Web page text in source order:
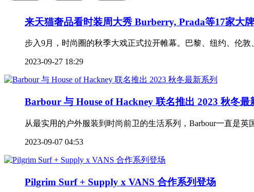
来天猫奢品看时装周大秀 Burberry, Prada等17家大
步入9月，时尚圈的秋季大戏正式拉开帷幕。巴黎、纽约、
2023-09-27 18:29
Barbour 与 House of Hackney 联名推出 2023 秋冬最
从最实用的户外服装到时尚前卫的生活系列，Barbour一直是
2023-09-07 04:53
Pilgrim Surf + Supply x VANS 合作系列登场